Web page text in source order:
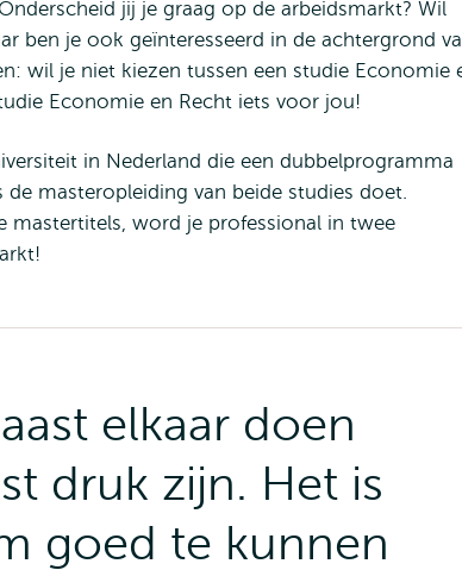
jij je graag op de arbeidsmarkt? Wil
ben je ook geïnteresseerd in de achtergrond
wil je niet kiezen tussen een studie Economie
Economie en Recht iets voor jou!
in Nederland die een dubbelprogramma
masteropleiding van beide studies doet.
mastertitels, word je professional in twee
elkaar doen
druk zijn. Het is
goed te kunnen